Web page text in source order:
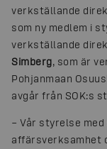
verkställande
som ny medlem i
verkställande
Simberg, som är
Pohjanmaan
avgår från SOK:s
– Vår styrelse
affärsverksamhet